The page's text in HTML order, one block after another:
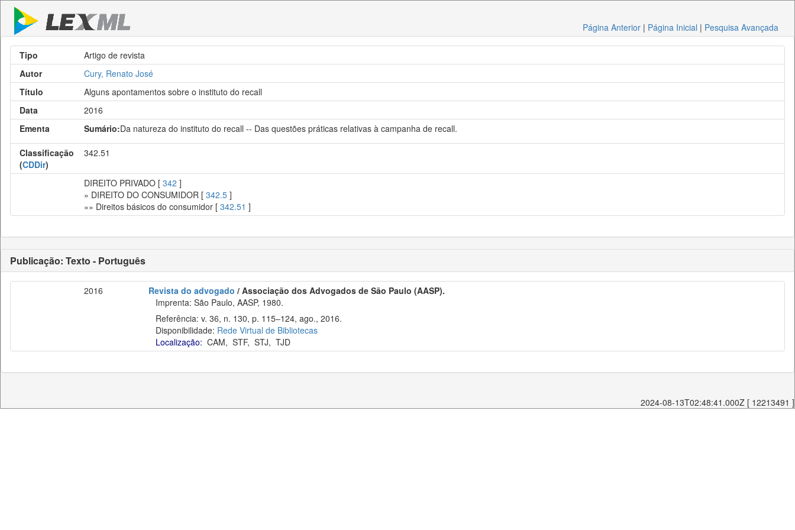
Página Anterior | Página Inicial | Pesquisa Avançada
Tipo
Artigo de revista
Autor
Cury, Renato José
Título
Alguns apontamentos sobre o instituto do recall
Data
2016
Ementa
Sumário:Da natureza do instituto do recall -- Das questões práticas relativas à campanha de recall.
Classificação
(CDDir)
342.51
DIREITO PRIVADO [ 342 ]
» DIREITO DO CONSUMIDOR [ 342.5 ]
»» Direitos básicos do consumidor [ 342.51 ]
Publicação: Texto - Português
2016 Revista do advogado / Associação dos Advogados de São Paulo (AASP).
Imprenta: São Paulo, AASP, 1980.
Referência: v. 36, n. 130, p. 115–124, ago., 2016.
Disponibilidade: Rede Virtual de Bibliotecas
Localização: CAM, STF, STJ, TJD
2024-08-13T02:48:41.000Z [ 12213491 ]